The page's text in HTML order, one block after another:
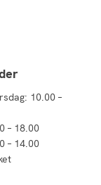
10.00 –
– 18.00
– 14.00